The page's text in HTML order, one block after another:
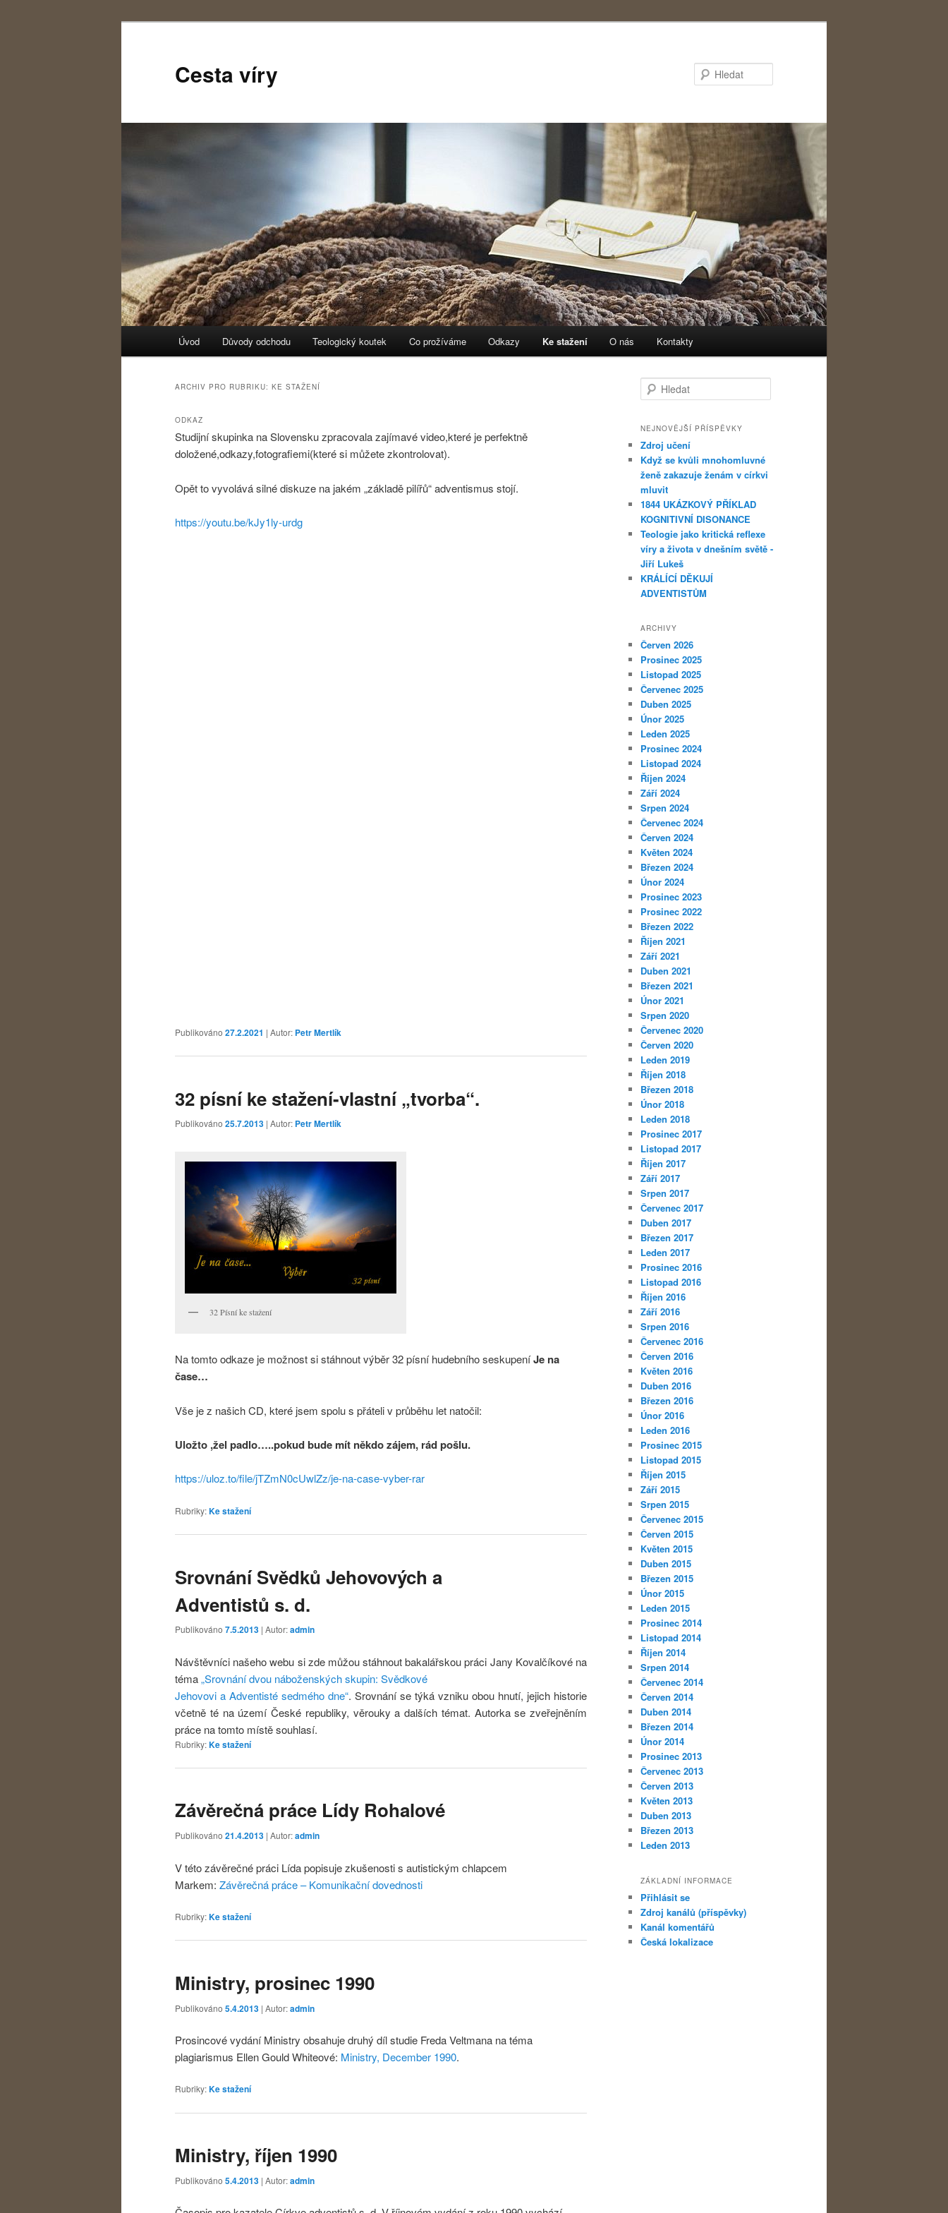
Cesta víry
Hlavní navigační menu
Přejít k hlavnímu obsahu webu
Přejít k obsahu postranního panelu
Úvod Důvody odchodu Teologický koutek Co prožíváme Odkazy Ke stažení O nás Kontakty
ARCHIV PRO RUBRIKU: KE STAŽENÍ
ODKAZ
Studijní skupinka na Slovensku zpracovala zajímavé video,které je perfektně
doložené,odkazy,fotografiemi(které si můžete zkontrolovat).
Opět to vyvolává silné diskuze na jakém „základě pilířů“ adventismus stojí.
https://youtu.be/kJy1ly-urdg
Publikováno 27.2.2021 | Autor: Petr Mertlík
32 písní ke stažení-vlastní „tvorba“.
Publikováno 25.7.2013 | Autor: Petr Mertlík
32 Písní ke stažení
Na tomto odkaze je možnost si stáhnout výběr 32 písní hudebního seskupeníJe na
čase…
Vše je z našich CD, které jsem spolu s přáteli v průběhu let natočil:
Uložto ,žel padlo…..pokud bude mít někdo zájem, rád pošlu.
https://uloz.to/file/jTZmN0cUwlZz/je-na-case-vyber-rar
Rubriky:Ke stažení
Srovnání Svědků Jehovových a
Adventistů s. d.
Publikováno 7.5.2013 | Autor:admin
Návštěvníci našeho webu si zde můžou stáhnout bakalářskou práci Jany Kovalčíkové na
téma„Srovnání dvou náboženských skupin: Svědkové
Jehovovi a Adventisté sedmého dne“. Srovnání se týká vzniku obou hnutí, jejich historie
včetně té na území České republiky, věrouky a dalších témat. Autorka se zveřejněním
práce na tomto místě souhlasí.
Rubriky:Ke stažení
Závěrečná práce Lídy Rohalové
Publikováno 21.4.2013 | Autor:admin
V této závěrečné práci Lída popisuje zkušenosti s autistickým chlapcem
Markem: Závěrečná práce – Komunikační dovednosti
Rubriky:Ke stažení
Ministry, prosinec 1990
Publikováno 5.4.2013 | Autor:admin
Prosincové vydání Ministry obsahuje druhý díl studie Freda Veltmana na téma
plagiarismus Ellen Gould Whiteové: Ministry, December 1990.
Rubriky:Ke stažení
Ministry, říjen 1990
Publikováno 5.4.2013 | Autor:admin
Hledat
NEJNOVĚJŠÍ PŘÍSPĚVKY
Zdroj učení
Když se kvůli mnohomluvné
ženě zakazuje ženám v církvi
mluvit
1844 UKÁZKOVÝ PŘÍKLAD
KOGNITIVNÍ DISONANCE
Teologie jako kritická reflexe
víry a života v dnešním světě -
Jiří Lukeš
KRÁLÍCÍ DĚKUJÍ
ADVENTISTŮM
ARCHIVY
Červen 2026
Prosinec 2025
Listopad 2025
Červenec 2025
Duben 2025
Únor 2025
Leden 2025
Prosinec 2024
Listopad 2024
Říjen 2024
Září 2024
Srpen 2024
Červenec 2024
Červen 2024
Květen 2024
Březen 2024
Únor 2024
Prosinec 2023
Prosinec 2022
Březen 2022
Říjen 2021
Září 2021
Duben 2021
Březen 2021
Únor 2021
Srpen 2020
Červenec 2020
Červen 2020
Leden 2019
Říjen 2018
Březen 2018
Únor 2018
Leden 2018
Prosinec 2017
Listopad 2017
Říjen 2017
Září 2017
Srpen 2017
Červenec 2017
Duben 2017
Březen 2017
Leden 2017
Prosinec 2016
Listopad 2016
Říjen 2016
Září 2016
Srpen 2016
Červenec 2016
Červen 2016
Květen 2016
Duben 2016
Březen 2016
Únor 2016
Leden 2016
Prosinec 2015
Listopad 2015
Říjen 2015
Září 2015
Srpen 2015
Červenec 2015
Červen 2015
Květen 2015
Duben 2015
Březen 2015
Únor 2015
Leden 2015
Prosinec 2014
Listopad 2014
Říjen 2014
Srpen 2014
Červenec 2014
Červen 2014
Duben 2014
Březen 2014
Únor 2014
Prosinec 2013
Červenec 2013
Červen 2013
Květen 2013
Duben 2013
Březen 2013
Leden 2013
ZÁKLADNÍ INFORMACE
Přihlásit se
Zdroj kanálů (příspěvky)
Kanál komentářů
Česká lokalizace